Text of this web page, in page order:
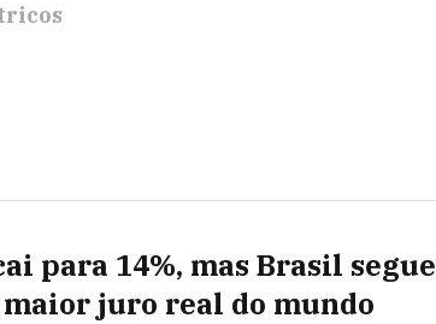
para 14%, mas Brasil segue
maior juro real do mundo